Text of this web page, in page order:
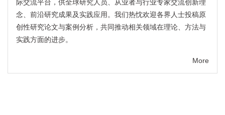
际交流平台，供全球研究人员、从业者与行业专家交流创新理
念、前沿研究成果及实践应用。我们热忱欢迎各界人士投稿原
创性研究论文与案例分析，共同推动相关领域在理论、方法与
实践方面的进步。
More